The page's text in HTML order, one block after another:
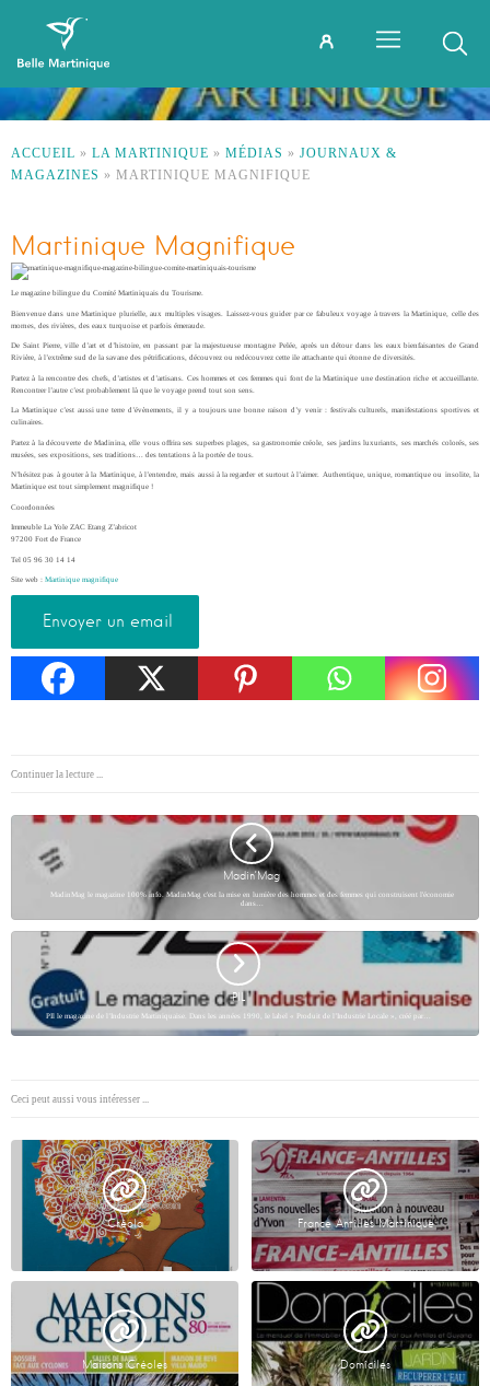
ACCUEIL » LA MARTINIQUE » MÉDIAS » JOURNAUX &
MAGAZINES » MARTINIQUE MAGNIFIQUE
Martinique Magnifique
Le magazine bilingue du Comité Martiniquais du Tourisme.
Bienvenue dans une Martinique plurielle, aux multiples visages. Laissez-vous guider par ce fabuleux voyage à travers la Martinique, celle des
mornes, des rivières, des eaux turquoise et parfois émeraude.
De Saint Pierre, ville d’art et d’histoire, en passant par la majestueuse montagne Pelée, après un détour dans les eaux bienfaisantes de Grand
Rivière, à l’extrême sud de la savane des pétrifications, découvrez ou redécouvrez cette ile attachante qui étonne de diversités.
Partez à la rencontre des chefs, d’artistes et d’artisans. Ces hommes et ces femmes qui font de la Martinique une destination riche et accueillante.
Rencontrer l’autre c’est probablement là que le voyage prend tout son sens.
La Martinique c’est aussi une terre d’évènements, il y a toujours une bonne raison d’y venir : festivals culturels, manifestations sportives et
culinaires.
Partez à la découverte de Madinina, elle vous offrira ses superbes plages, sa gastronomie créole, ses jardins luxuriants, ses marchés colorés, ses
musées, ses expositions, ses traditions… des tentations à la portée de tous.
N’hésitez pas à gouter à la Martinique, à l’entendre, mais aussi à la regarder et surtout à l’aimer. Authentique, unique, romantique ou insolite, la
Martinique est tout simplement magnifique !
Coordonnées
Immeuble La Yole ZAC Etang Z’abricot
97200 Fort de France
Tel 05 96 30 14 14
Site web : Martinique magnifique
Envoyer un email
Continuer la lecture ...
Madin’Mag
MadinMag le magazine 100% info. MadinMag c'est la mise en lumière des hommes et des femmes qui construisent l'économie
dans…
PIL
PIl le magazine de l’Industrie Martiniquaise. Dans les années 1990, le label « Produit de l’Industrie Locale », créé par…
Ceci peut aussi vous intéresser ...
Créola France Antilles Martinique
Maisons Créoles Domîciles